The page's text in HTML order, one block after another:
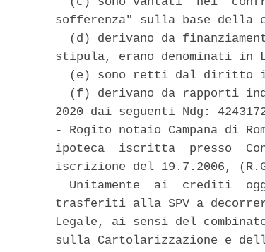
sofferenza" sulla base
(d) derivano da
stipula, erano denominati in
(e) sono retti dal diritto
(f) derivano da rapporti
2020 dai seguenti Ndg:
- Rogito notaio Campana di
ipoteca  iscritta  presso
iscrizione del 19.7.2006,
Unitamente  ai  crediti
trasferiti alla SPV a
Legale, ai sensi del
sulla Cartolarizzazione e